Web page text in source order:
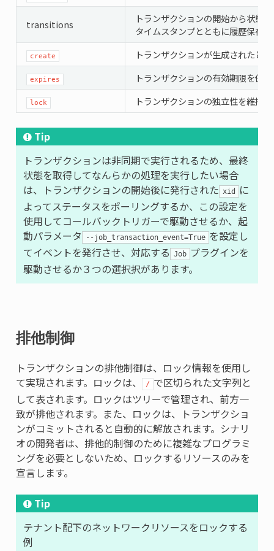
transitions
トランザクションの開始から状態
タイムスタンプとともに履歴保存
create トランザクションが生成されたと
expires トランザクションの有効期限を保
lock トランザクションの独立性を維持
Tip
トランザクションは非同期で実行されるため、最終
状態を取得してなんらかの処理を実行したい場合
は、トランザクションの開始後に発行された xid に
よってステータスをポーリングするか、この設定を
使用してコールバックトリガーで駆動させるか、起
動パラメータ
--job_transaction_event=True を設定し
てイベントを発行させ、対応する Job プラグインを
駆動させるか３つの選択択があります。
排他制御
トランザクションの排他制御は、ロック情報を使用し
て実現されます。ロックは、
/ で区切られた文字列と
して表されます。ロックはツリーで管理され、前方一
致が排他されます。また、ロックは、トランザクショ
ンがコミットされると自動的に解放されます。シナリ
オの開発者は、排他的制御のために複雑なプログラミ
ングを必要としないため、ロックするリソースのみを
宣言します。
Tip
テナント配下のネットワークリソースをロックする
例